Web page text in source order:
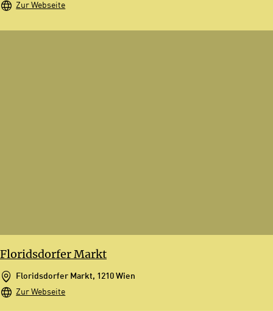
Zur Webseite
Floridsdorfer Markt
Floridsdorfer Markt, 1210 Wien
Zur Webseite